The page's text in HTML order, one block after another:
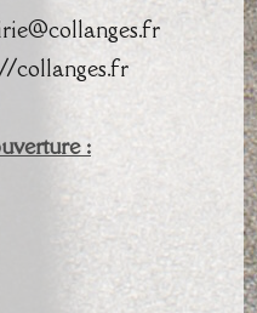
collanges.fr
: